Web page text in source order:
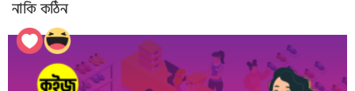
নাকি কঠিন